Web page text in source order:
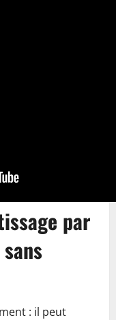
par
: il peut